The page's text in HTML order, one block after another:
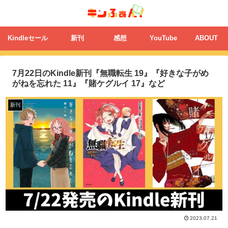
Kindleセール 新刊 感想 YouTube ABOUT
7月22日のKindle新刊『無職転生 19』『好きな子がめ
がねを忘れた 11』『賭ケグルイ 17』など
新刊
2023.07.21